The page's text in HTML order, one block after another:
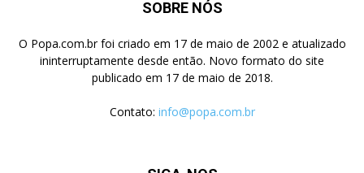
SOBRE NÓS
O Popa.com.br foi criado em 17 de maio de 2002 e atualizado
ininterruptamente desde então. Novo formato do site
publicado em 17 de maio de 2018.
Contato: info@popa.com.br